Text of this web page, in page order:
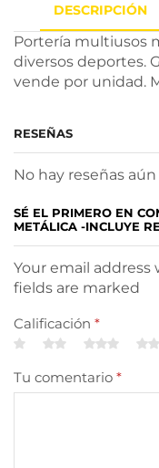
DESCRIPCIÓN
Portería multiusos
diversos deportes.
vende por unidad.
RESEÑAS
No hay reseñas aún
SÉ EL PRIMERO EN
METÁLICA -INCLUYE
Your email
fields are marked
Calificación *
Tu comentario *